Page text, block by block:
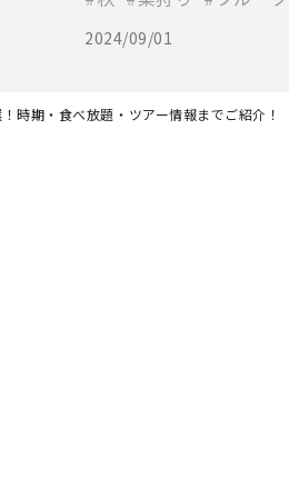
2024/09/01
時期・食べ放題・ツアー情報までご紹介！